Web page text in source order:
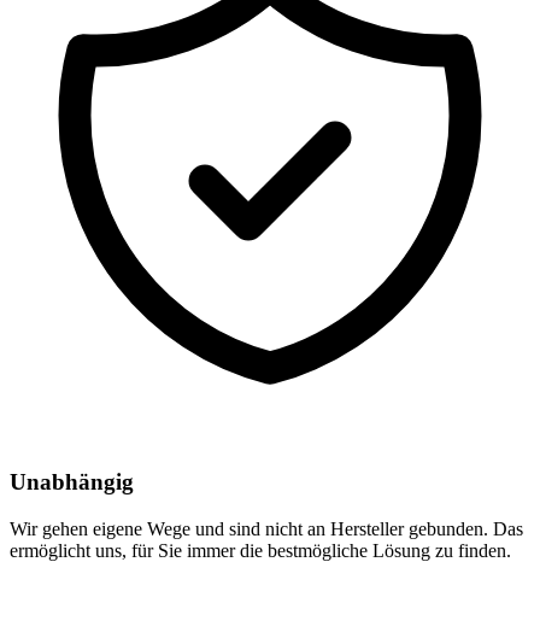
Unabhängig
Wir gehen eigene Wege und sind nicht an Hersteller gebunden. Das
ermöglicht uns, für Sie immer die bestmögliche Lösung zu finden.